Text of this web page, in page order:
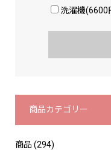
洗濯機(6600
商品カテゴリー
商品 (294)